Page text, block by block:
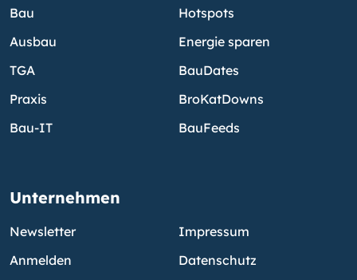
Bau
Ausbau
TGA
Praxis
Bau-IT
Hotspots
Energie sparen
BauDates
BroKatDowns
BauFeeds
Unternehmen
Newsletter
Anmelden
Impressum
Datenschutz